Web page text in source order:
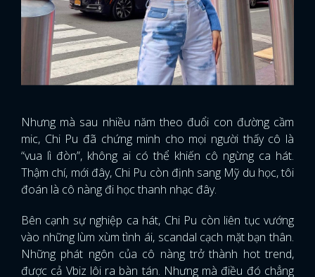
Nhưng mà sau nhiều năm theo đuổi con đường cầm
mic, Chi Pu đã chứng minh cho mọi người thấy cô là
“vua lì đòn”, không ai có thể khiến cô ngừng ca hát.
Thậm chí, mới đây, Chi Pu còn định sang Mỹ du học, tôi
đoán là cô nàng đi học thanh nhạc đây.
Bên cạnh sự nghiệp ca hát, Chi Pu còn liên tục vướng
vào những lùm xùm tình ái, scandal cạch mặt bạn thân.
Những phát ngôn của cô nàng trở thành hot trend,
được cả Vbiz lôi ra bàn tán. Nhưng mà điều đó chẳng